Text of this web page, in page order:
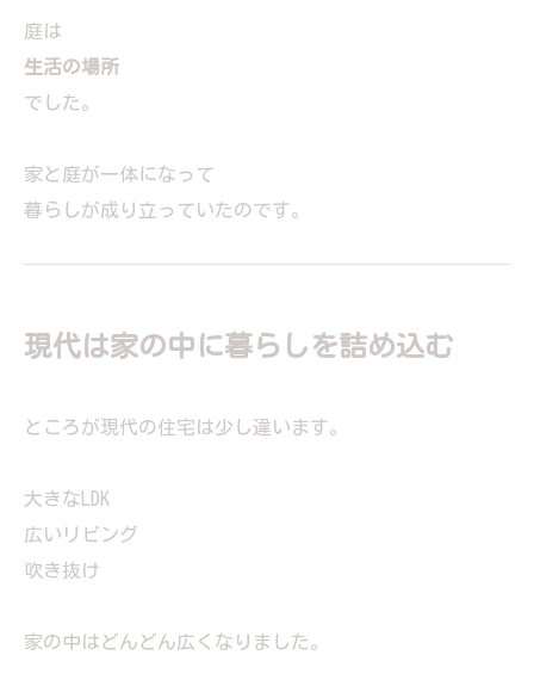
庭は
生活の場所
でした。
家と庭が一体になって
暮らしが成り立っていたのです。
現代は家の中に暮らしを詰め込む
ところが現代の住宅は少し違います。
大きなLDK
広いリビング
吹き抜け
家の中はどんどん広くなりました。